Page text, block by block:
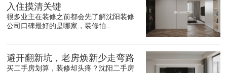
入住摸清关键
很多业主在装修之前都会先了解沈阳装修
公司口碑最好的是哪家，装修怕...
避开翻新坑，老房焕新少走弯路
买二手房划算，装修却头疼？沈阳二手房